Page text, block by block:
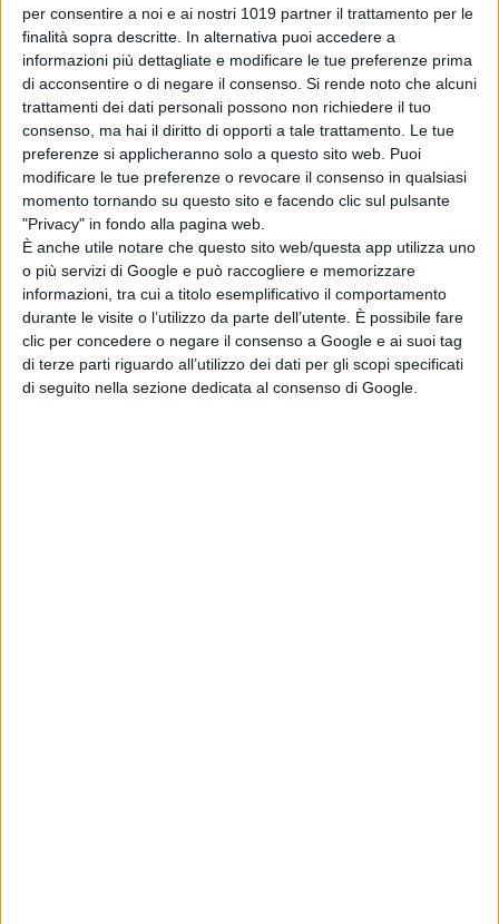
per consentire a noi e ai nostri 1019 partner il trattamento per le
finalità sopra descritte. In alternativa puoi accedere a
informazioni più dettagliate e modificare le tue preferenze prima
di acconsentire o di negare il consenso. Si rende noto che alcuni
trattamenti dei dati personali possono non richiedere il tuo
consenso, ma hai il diritto di opporti a tale trattamento. Le tue
preferenze si applicheranno solo a questo sito web. Puoi
modificare le tue preferenze o revocare il consenso in qualsiasi
momento tornando su questo sito e facendo clic sul pulsante
"Privacy" in fondo alla pagina web.
È anche utile notare che questo sito web/questa app utilizza uno
o più servizi di Google e può raccogliere e memorizzare
informazioni, tra cui a titolo esemplificativo il comportamento
durante le visite o l’utilizzo da parte dell’utente. È possibile fare
clic per concedere o negare il consenso a Google e ai suoi tag
di terze parti riguardo all’utilizzo dei dati per gli scopi specificati
di seguito nella sezione dedicata al consenso di Google.
di Emanuela Giuliani
Il sequel di
Jurassic World
Rebirth perde il
regista Gareth
Edwards
di Emanuela Giuliani
L’Estranea di
Paolo Strippoli
al Toronto Film
Festival
di La Redazione
Chi siamoContattiPrivacy PolicyCookie Policy
Emanuela Giuliani CFGLNMNL77T43L639Disclaimer